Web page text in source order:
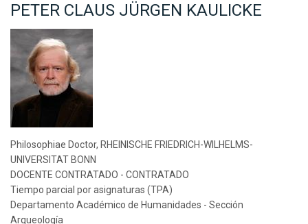
PETER CLAUS JÜRGEN KAULICKE
Philosophiae Doctor, RHEINISCHE FRIEDRICH-WILHELMS-
UNIVERSITAT BONN
DOCENTE CONTRATADO - CONTRATADO
Tiempo parcial por asignaturas (TPA)
Departamento Académico de Humanidades - Sección
Arqueología